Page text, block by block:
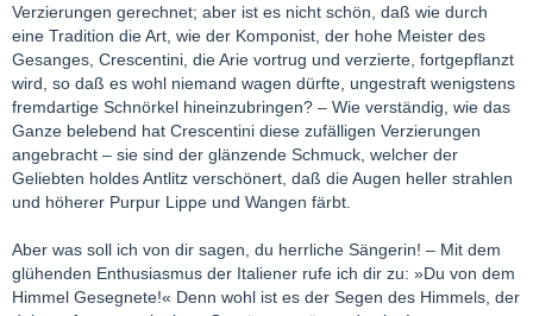
Verzierungen gerechnet; aber ist es nicht schön, daß wie durch
eine Tradition die Art, wie der Komponist, der hohe Meister des
Gesanges, Crescentini, die Arie vortrug und verzierte, fortgepflanzt
wird, so daß es wohl niemand wagen dürfte, ungestraft wenigstens
fremdartige Schnörkel hineinzubringen? – Wie verständig, wie das
Ganze belebend hat Crescentini diese zufälligen Verzierungen
angebracht – sie sind der glänzende Schmuck, welcher der
Geliebten holdes Antlitz verschönert, daß die Augen heller strahlen
und höherer Purpur Lippe und Wangen färbt.
Aber was soll ich von dir sagen, du herrliche Sängerin! – Mit dem
glühenden Enthusiasmus der Italiener rufe ich dir zu: »Du von dem
Himmel Gesegnete!« Denn wohl ist es der Segen des Himmels, der